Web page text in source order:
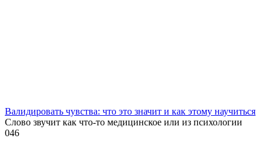
Валидировать чувства: что это значит и как этому научиться
Слово звучит как что-то медицинское или из психологии
046